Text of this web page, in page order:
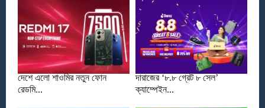
দেশে এলো শাওমির নতুন ফোন
রেডমি...
দারাজের ‘৮.৮ গ্রেট ৮ সেল’
ক্যাম্পেইন...